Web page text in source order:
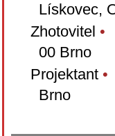
Lískovec,
Zhotovitel •
00 Brno
Projektant •
Brno